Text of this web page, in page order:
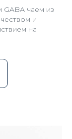
чаем из
и
на